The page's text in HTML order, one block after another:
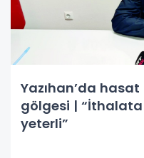
Yazıhan’da
gölgesi |
yeterli”